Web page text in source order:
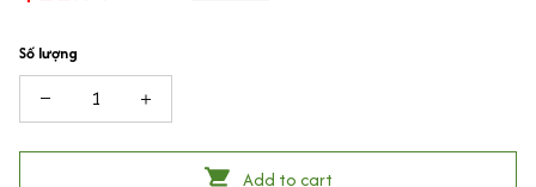
Số lượng
Add to cart